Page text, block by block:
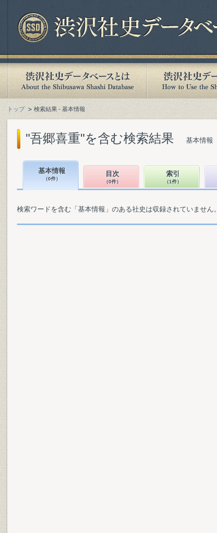
トップ 検索結果 - 基本情報
"吾郷喜重"を含む検索結果 基本情報
基本情報
（0件）
目次
（0件）
索引
（1件）
検索ワードを含む「基本情報」のある社史は収録されていません